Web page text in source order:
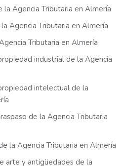
la Agencia Tributaria en Almería
Agencia Tributaria en Almería
Tributaria en Almería
industrial de la Agencia
intelectual de la
de la Agencia Tributaria
la Agencia Tributaria en Almería
arte y antigüedades de la